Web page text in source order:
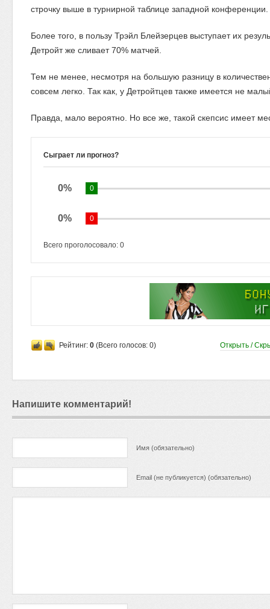
строчку выше в турнирной таблице западной конференции.
Более того, в пользу Трэйл Блейзерцев выступает их
Детройт же сливает 70% матчей.
Тем не менее, несмотря на большую разницу в
совсем легко. Так как, у Детройтцев также имеется не
Правда, мало вероятно. Но все же, такой скепсис имеет
Сыграет ли прогноз?
0% 0
0% 0
Всего проголосовало: 0
Рейтинг: 0 (Всего голосов: 0) Открыть /
Напишите комментарий!
Имя (обязательно)
Email (не публикуется) (обязательно)